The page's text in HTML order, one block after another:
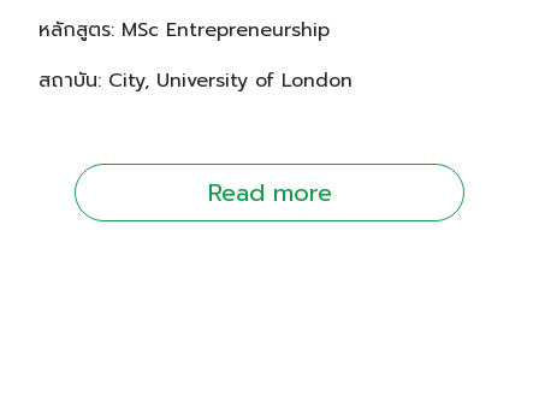
หลักสูตร: MSc Entrepreneurship
สถาบัน: City, University of London
Read more